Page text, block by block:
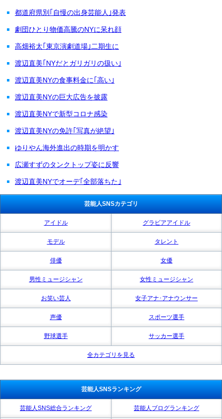
都道府県別｢自慢の出身芸能人｣発表
劇団ひとり物価高騰のNYに呆れ顔
高畑裕太｢東京演劇道場｣二期生に
渡辺直美｢NYだとガリガリの扱い｣
渡辺直美NYの食事料金に｢高い｣
渡辺直美NYの巨大広告を披露
渡辺直美NYで新型コロナ感染
渡辺直美NYの免許｢写真が絶望｣
ゆりやん海外進出の時期を明かす
広瀬すずのタンクトップ姿に反響
渡辺直美NYでオーデ｢全部落ちた｣
芸能人SNSカテゴリ
アイドル グラビアアイドル
モデル タレント
俳優 女優
男性ミュージシャン 女性ミュージシャン
お笑い芸人 女子アナ･アナウンサー
声優 スポーツ選手
野球選手 サッカー選手
全カテゴリを見る
芸能人SNSランキング
芸能人SNS総合ランキング 芸能人ブログランキング